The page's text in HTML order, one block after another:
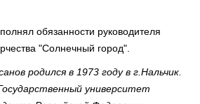
обязанности руководителя
"Солнечный город".
родился в 1973 году в г.Нальчик.
университет